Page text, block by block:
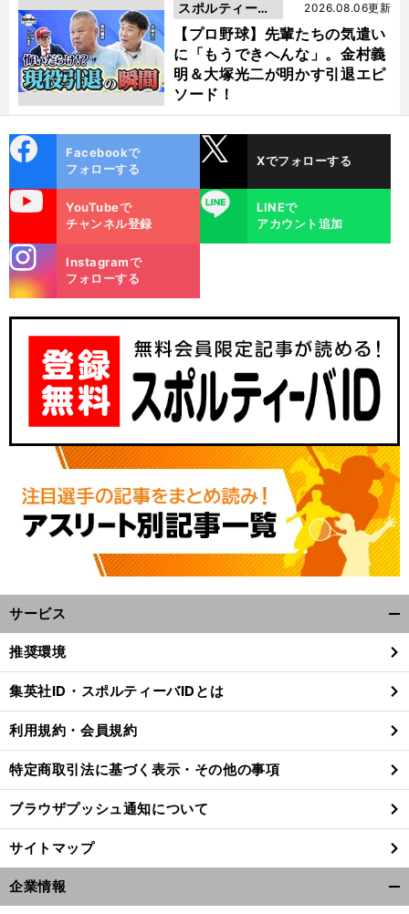
【プロ野球】先輩たちの気遣い
に「もうできへんな」。金村義
明＆大塚光二が明かす引退エピ
ソード！
2026.08.06更新
スポルティーバ
動画
ok
Facebookで
フォローする
Xでフォローする
YouTubeで
チャンネル登録
LINE
LINEで
アカウント追加
m
Instagramで
フォローする
サービス
閉
る
推奨環境
集英社ID・スポルティーバIDとは
利用規約・会員規約
特定商取引法に基づく表示・その他の事項
ブラウザプッシュ通知について
サイトマップ
企業情報